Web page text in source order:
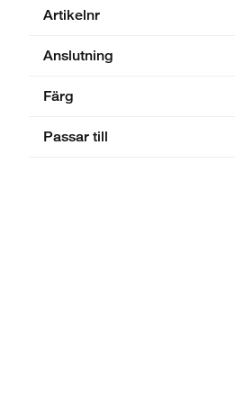
Artikelnr
Anslutning
Färg
Passar till